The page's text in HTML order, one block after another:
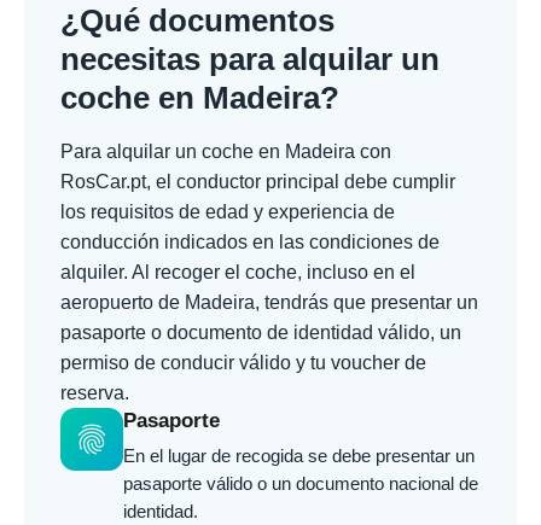
¿Qué documentos
necesitas para alquilar un
coche en Madeira?
Para alquilar un coche en Madeira con
RosCar.pt, el conductor principal debe cumplir
los requisitos de edad y experiencia de
conducción indicados en las condiciones de
alquiler. Al recoger el coche, incluso en el
aeropuerto de Madeira, tendrás que presentar un
pasaporte o documento de identidad válido, un
permiso de conducir válido y tu voucher de
reserva.
fingerprint
Pasaporte
En el lugar de recogida se debe presentar un
pasaporte válido o un documento nacional de
identidad.